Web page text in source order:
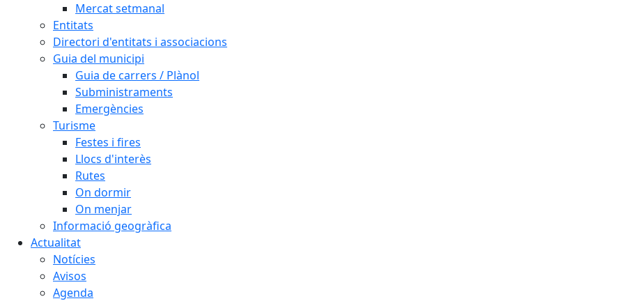
Mercat setmanal
Entitats
Directori d'entitats i associacions
Guia del municipi
Guia de carrers / Plànol
Subministraments
Emergències
Turisme
Festes i fires
Llocs d'interès
Rutes
On dormir
On menjar
Informació geogràfica
Actualitat
Notícies
Avisos
Agenda